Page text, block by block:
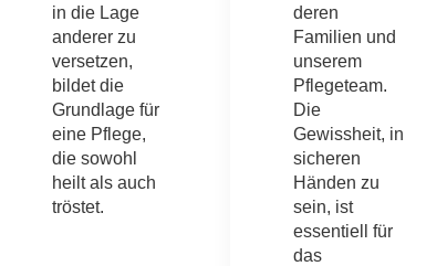
in die Lage
anderer zu
versetzen,
bildet die
Grundlage für
eine Pflege,
die sowohl
heilt als auch
tröstet.
deren
Familien und
unserem
Pflegeteam.
Die
Gewissheit, in
sicheren
Händen zu
sein, ist
essentiell für
das